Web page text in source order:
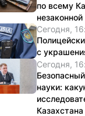
по всему
Сегодня,
с
Сегодня,
науки:
Казахстана